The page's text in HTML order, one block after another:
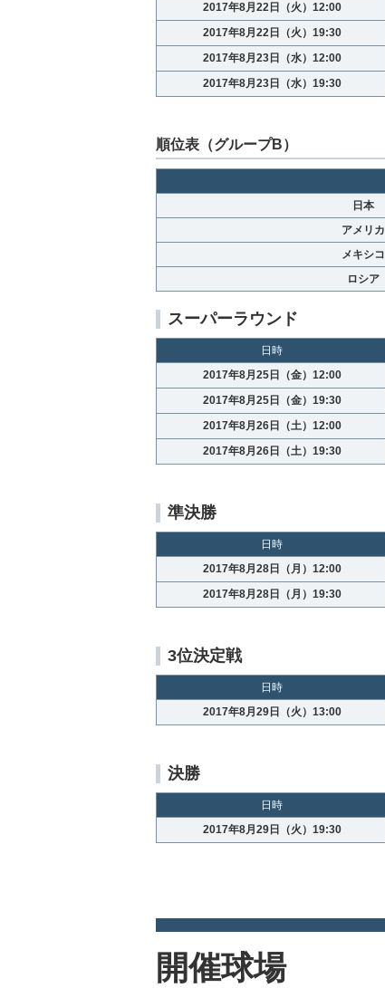
2017年8月22日（火）12:00
2017年8月22日（火）19:30
2017年8月23日（水）12:00
2017年8月23日（水）19:30
順位表（グループB）
日本
アメリカ
メキシコ
ロシア
スーパーラウンド
日時
2017年8月25日（金）12:00
2017年8月25日（金）19:30
2017年8月26日（土）12:00
2017年8月26日（土）19:30
準決勝
日時
2017年8月28日（月）12:00
2017年8月28日（月）19:30
3位決定戦
日時
2017年8月29日（火）13:00
決勝
日時
2017年8月29日（火）19:30
開催球場